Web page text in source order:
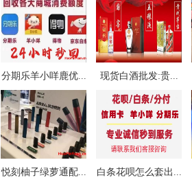
分期乐羊小咩鹿优... 现货白酒批发:贵...
悦刻柚子绿萝通配... 白条花呗怎么套出...